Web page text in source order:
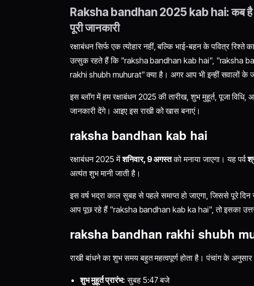
Raksha bandhan 2025 kab hai: कब है
पूरी जानकारी
रक्षाबंधन सिर्फ एक त्योहार नहीं, बल्कि भाई-बहन के पवित्र
उत्सुक रहते हैं कि "raksha bandhan kab hai", "raksha
rakhi shubh muhurat" क्या है। अगर आप भी इन्हीं सवालों के
इस ब्लॉग में हम रक्षाबंधन 2025 की तारीख, शुभ मुहूर्त, पूजा
जानकारी देंगे। आइए इस राखी को खास बनाएं।
raksha bandhan kab hai
रक्षाबंधन 2025 मेंशनिवार, 9 अगस्तको मनाया जाएगा। यह पर्व
अत्यंत शुभ मानी जाती है।
इस वर्ष भद्रा काल सुबह से पहले समाप्त हो जाएगा, जिससे पूरे
आप पूछ रहे हैं "raksha bandhan kab ka hai", तो इसका
raksha bandhan rakhi shubh
राखी बांधने का शुभ समय बहुत महत्वपूर्ण होता है। पंचांग के
शुभ मुहूर्त प्रारंभ: सुबह 5:47 बजे